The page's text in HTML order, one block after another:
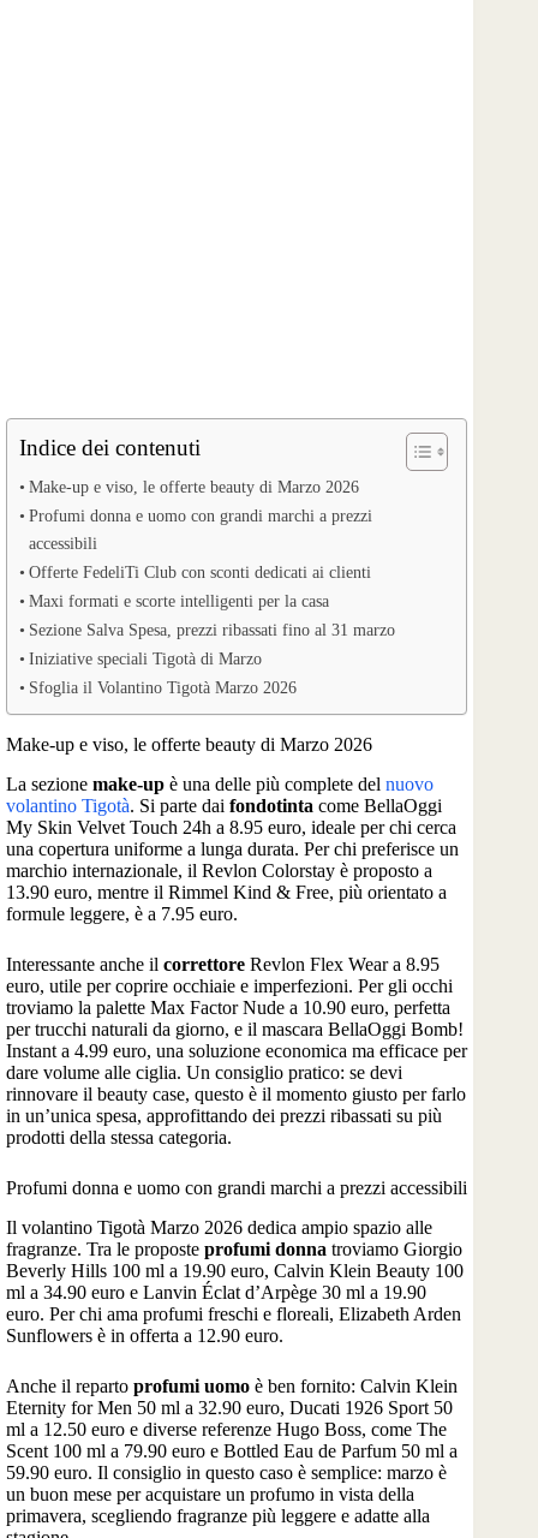
Indice dei contenuti
Make-up e viso, le offerte beauty di Marzo 2026
Profumi donna e uomo con grandi marchi a prezzi
accessibili
Offerte FedeliTi Club con sconti dedicati ai clienti
Maxi formati e scorte intelligenti per la casa
Sezione Salva Spesa, prezzi ribassati fino al 31 marzo
Iniziative speciali Tigotà di Marzo
Sfoglia il Volantino Tigotà Marzo 2026
Make-up e viso, le offerte beauty di Marzo 2026
La sezione make-up è una delle più complete del nuovo
volantino Tigotà. Si parte dai fondotinta come BellaOggi
My Skin Velvet Touch 24h a 8.95 euro, ideale per chi cerca
una copertura uniforme a lunga durata. Per chi preferisce un
marchio internazionale, il Revlon Colorstay è proposto a
13.90 euro, mentre il Rimmel Kind & Free, più orientato a
formule leggere, è a 7.95 euro.
Interessante anche il correttore Revlon Flex Wear a 8.95
euro, utile per coprire occhiaie e imperfezioni. Per gli occhi
troviamo la palette Max Factor Nude a 10.90 euro, perfetta
per trucchi naturali da giorno, e il mascara BellaOggi Bomb!
Instant a 4.99 euro, una soluzione economica ma efficace per
dare volume alle ciglia. Un consiglio pratico: se devi
rinnovare il beauty case, questo è il momento giusto per farlo
in un’unica spesa, approfittando dei prezzi ribassati su più
prodotti della stessa categoria.
Profumi donna e uomo con grandi marchi a prezzi accessibili
Il volantino Tigotà Marzo 2026 dedica ampio spazio alle
fragranze. Tra le proposte profumi donna troviamo Giorgio
Beverly Hills 100 ml a 19.90 euro, Calvin Klein Beauty 100
ml a 34.90 euro e Lanvin Éclat d’Arpège 30 ml a 19.90
euro. Per chi ama profumi freschi e floreali, Elizabeth Arden
Sunflowers è in offerta a 12.90 euro.
Anche il reparto profumi uomo è ben fornito: Calvin Klein
Eternity for Men 50 ml a 32.90 euro, Ducati 1926 Sport 50
ml a 12.50 euro e diverse referenze Hugo Boss, come The
Scent 100 ml a 79.90 euro e Bottled Eau de Parfum 50 ml a
59.90 euro. Il consiglio in questo caso è semplice: marzo è
un buon mese per acquistare un profumo in vista della
primavera, scegliendo fragranze più leggere e adatte alla